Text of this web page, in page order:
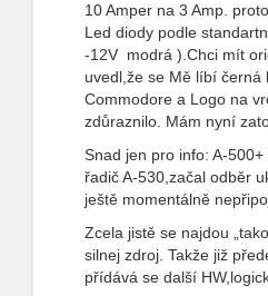
10 Amper na 3 Amp.
Led diody podle
-12V modrá ).Chci mít
uvedl,že se Mě líbí černá
Commodore a Logo na
zdůraznilo. Mám nyní
Snad jen pro info: A-
řadič A-530,začal odběr
ještě momentálně
Zcela jistě se najdou
silnej zdroj. Takže již
přídává se další